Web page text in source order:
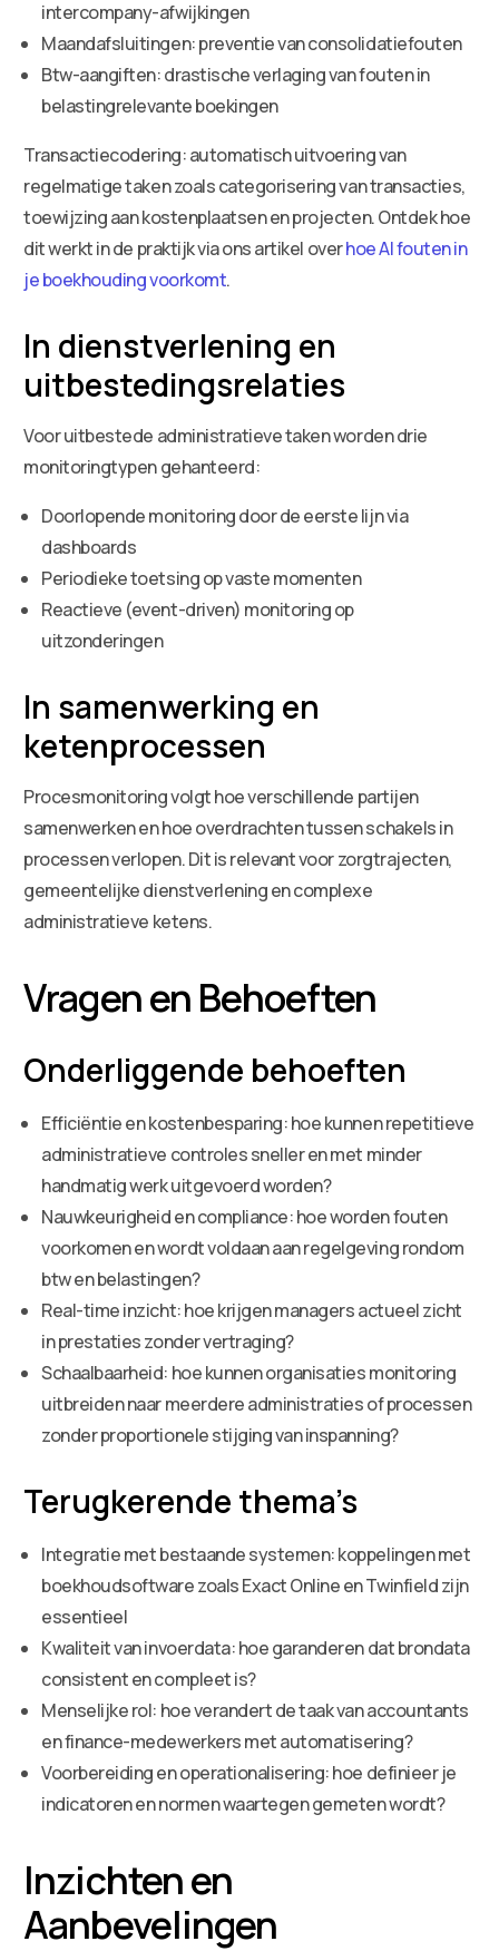
intercompany-afwijkingen
Maandafsluitingen: preventie van consolidatiefouten
Btw-aangiften: drastische verlaging van fouten in
belastingrelevante boekingen
Transactiecodering: automatisch uitvoering van
regelmatige taken zoals categorisering van transacties,
toewijzing aan kostenplaatsen en projecten. Ontdek hoe
dit werkt in de praktijk via ons artikel overhoe AI fouten in
je boekhouding voorkomt.
In dienstverlening en
uitbestedingsrelaties
Voor uitbestede administratieve taken worden drie
monitoringtypen gehanteerd:
Doorlopende monitoring door de eerste lijn via
dashboards
Periodieke toetsing op vaste momenten
Reactieve (event-driven) monitoring op
uitzonderingen
In samenwerking en
ketenprocessen
Procesmonitoring volgt hoe verschillende partijen
samenwerken en hoe overdrachten tussen schakels in
processen verlopen. Dit is relevant voor zorgtrajecten,
gemeentelijke dienstverlening en complexe
administratieve ketens.
Vragen en Behoeften
Onderliggende behoeften
Efficiëntie en kostenbesparing: hoe kunnen repetitieve
administratieve controles sneller en met minder
handmatig werk uitgevoerd worden?
Nauwkeurigheid en compliance: hoe worden fouten
voorkomen en wordt voldaan aan regelgeving rondom
btw en belastingen?
Real-time inzicht: hoe krijgen managers actueel zicht
in prestaties zonder vertraging?
Schaalbaarheid: hoe kunnen organisaties monitoring
uitbreiden naar meerdere administraties of processen
zonder proportionele stijging van inspanning?
Terugkerende thema’s
Integratie met bestaande systemen: koppelingen met
boekhoudsoftware zoals Exact Online en Twinfield zijn
essentieel
Kwaliteit van invoerdata: hoe garanderen dat brondata
consistent en compleet is?
Menselijke rol: hoe verandert de taak van accountants
en finance-medewerkers met automatisering?
Voorbereiding en operationalisering: hoe definieer je
indicatoren en normen waartegen gemeten wordt?
Inzichten en
Aanbevelingen